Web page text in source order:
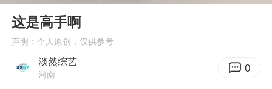
Play
这是高手啊
声明：个人原创，仅供参考
淡然综艺
河南 0